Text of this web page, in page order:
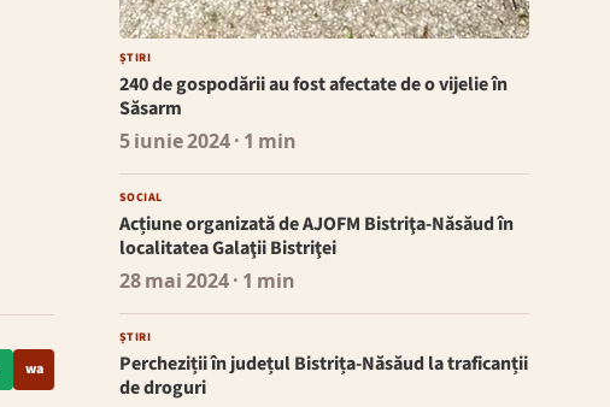
wa
ȘTIRI
240 de gospodării au fost afectate de o vijelie în
Săsarm
5 iunie 2024· 1 min
SOCIAL
Acțiune organizată de AJOFM Bistriţa-Năsăud în
localitatea Galaţii Bistriţei
28 mai 2024· 1 min
ȘTIRI
Percheziții în județul Bistrița-Năsăud la traficanții
de droguri